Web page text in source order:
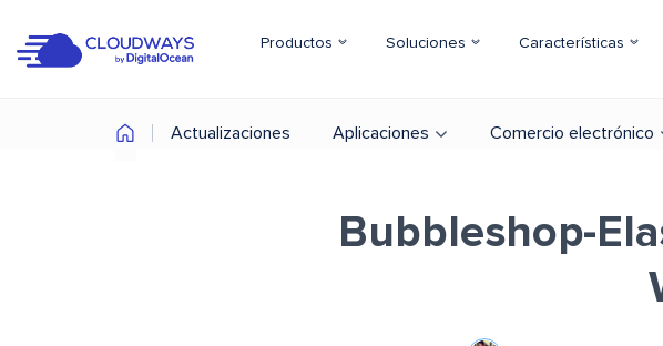
Productos Soluciones Características
Actualizaciones Aplicaciones Comercio electrónico
Bubbleshop-